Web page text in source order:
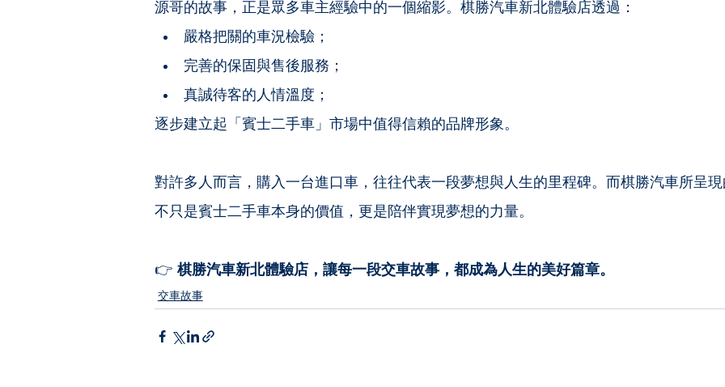
源哥的故事，正是眾多車主經驗中的一個縮影。棋勝汽車新北體驗店透過：
嚴格把關的車況檢驗；
完善的保固與售後服務；
真誠待客的人情溫度；
逐步建立起「賓士二手車」市場中值得信賴的品牌形象。
對許多人而言，購入一台進口車，往往代表一段夢想與人生的里程碑。而棋勝汽車所呈
不只是賓士二手車本身的價值，更是陪伴實現夢想的力量。
👉 棋勝汽車新北體驗店，讓每一段交車故事，都成為人生的美好篇章。
交車故事